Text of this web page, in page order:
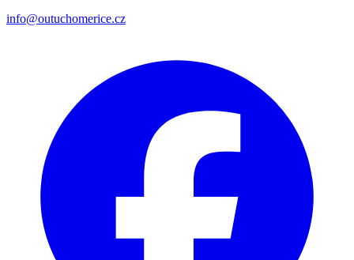
info@outuchomerice.cz